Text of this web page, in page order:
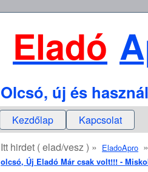
Eladó
Olcsó, új és
Kezdőlap Kapcsolat
Itt hirdet ( elad/vesz ) » EladoApro »
olcsó, Új Eladó Már csak volt!!! -